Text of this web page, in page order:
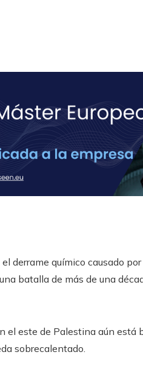
derrame químico causado
batalla de más de una
el este de Palestina aún
sobrecalentado.